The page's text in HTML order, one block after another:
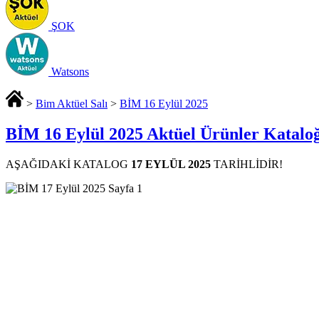
ŞOK
Watsons
> Bim Aktüel Salı > BİM 16 Eylül 2025
BİM 16 Eylül 2025 Aktüel Ürünler
AŞAĞIDAKİ KATALOG 17 EYLÜL 2025 TARİHLİDİR!